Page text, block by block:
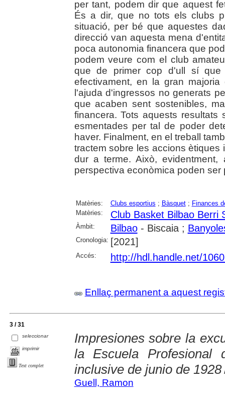
per tant, podem dir que aquest
És a dir, que no tots els clubs
situació, per bé que aquestes
direcció van aquesta mena
poca autonomia financera que
podem veure com el club
que de primer cop d'ull sí que
efectivament, en la gran
l'ajuda d'ingressos no generats
que acaben sent sostenibles,
financera. Tots aquests
esmentades per tal de poder
haver. Finalment, en el treball
tractem sobre les accions
dur a terme. Això,
perspectiva econòmica poden ser
Matèries: Clubs esportius ; Bàsquet; Finances
Matèries:
Club Basket Bilbao Berri
Àmbit: Bilbao- Biscaia ;
Cronologia: [2021]
Accés: http://hdl.handle.net/
Enllaç permanent a aquest
3 / 31
seleccionar
imprimir
Text complet
Impresiones sobre la
la Escuela
inclusive de junio de 1928
Guell, Ramon